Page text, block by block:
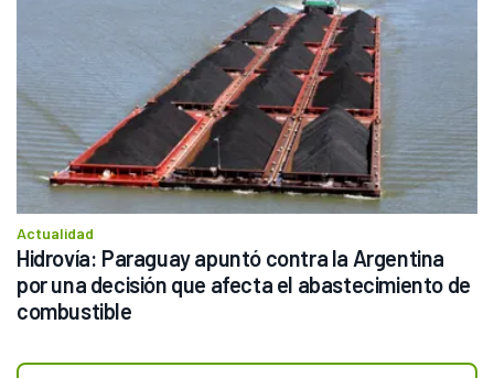
Actualidad
Hidrovía: Paraguay apuntó contra la Argentina
por una decisión que afecta el abastecimiento de
combustible